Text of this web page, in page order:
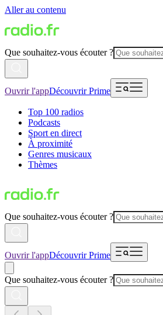
Aller au contenu
Que souhaitez-vous écouter ?
Ouvrir l'appDécouvrir Prime
Top 100 radios
Podcasts
Sport en direct
À proximité
Genres musicaux
Thèmes
Que souhaitez-vous écouter ?
Ouvrir l'appDécouvrir Prime
Que souhaitez-vous écouter ?